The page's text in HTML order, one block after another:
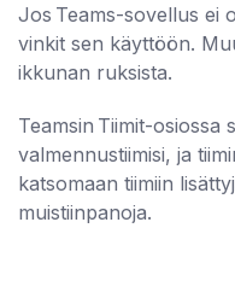
Jos Teams-sovellus ei
vinkit sen käyttöön.
ikkunan ruksista.
Teamsin Tiimit-osiossa
valmennustiimisi, ja
katsomaan tiimiin
muistiinpanoja.